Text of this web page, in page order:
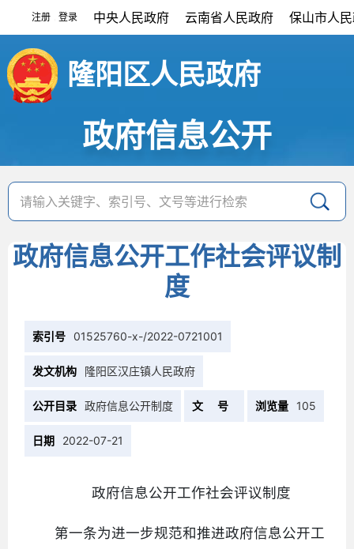
注册 登录 中央人民政府 云南省人民政府 保山市人
隆阳区人民政府
政府信息公开
政府信息公开工作社会评议制
度
索引号 01525760-x-/2022-0721001
发文机构 隆阳区汉庄镇人民政府
公开目录 政府信息公开制度 文 号 浏览量 105
日期 2022-07-21
政府信息公开工作社会评议制度
第一条为进一步规范和推进政府信息公开工